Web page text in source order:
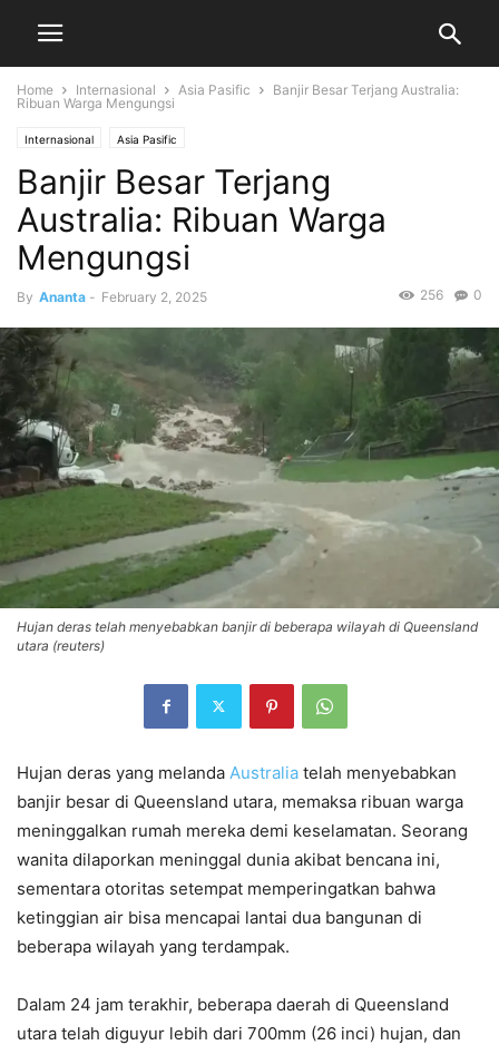
Home Internasional Asia Pasific
Banjir Besar Terjang Australia:
Ribuan Warga Mengungsi
Internasional Asia Pasific
Banjir Besar Terjang
Australia: Ribuan Warga
Mengungsi
By Ananta - February 2, 2025 0
256
Hujan deras telah menyebabkan banjir di beberapa wilayah di Queensland
utara (reuters)
Hujan deras yang melanda Australia telah menyebabkan
banjir besar di Queensland utara, memaksa ribuan warga
meninggalkan rumah mereka demi keselamatan. Seorang
wanita dilaporkan meninggal dunia akibat bencana ini,
sementara otoritas setempat memperingatkan bahwa
ketinggian air bisa mencapai lantai dua bangunan di
beberapa wilayah yang terdampak.
Dalam 24 jam terakhir, beberapa daerah di Queensland
utara telah diguyur lebih dari 700mm (26 inci) hujan, dan